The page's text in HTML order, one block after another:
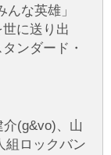
んな英雄」
に送り出
ンダード・
(g&vo)、山
組ロックバン